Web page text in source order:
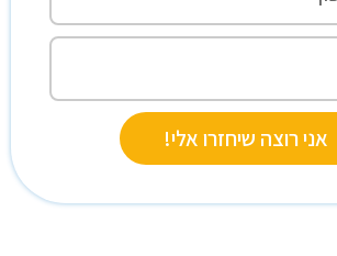
אני רוצה שיחזרו אלי!